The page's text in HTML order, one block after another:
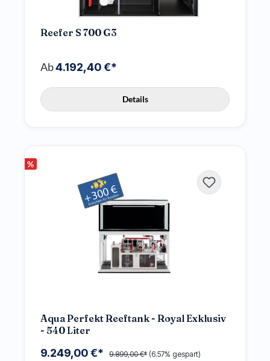
Reefer S 700 G3
Ab4.192,40 €*
Details
%
Aqua Perfekt Reeftank - Royal Exklusiv
- 540 Liter
9.249,00 €* 9.899,00 €* (6.57% gespart)